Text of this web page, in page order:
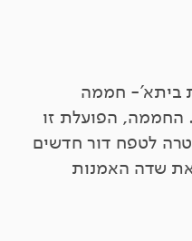
ביתא'- חממה
החממה, הפועלת זו
לטפח דור חדשים
את שדה האמנות